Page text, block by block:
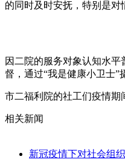
的同时及时安抚，特别是对
因二院的服务对象认知水
督，通过“我是健康小卫士”
市二福利院的社工们疫情期
相关新闻
新冠疫情下对社会组